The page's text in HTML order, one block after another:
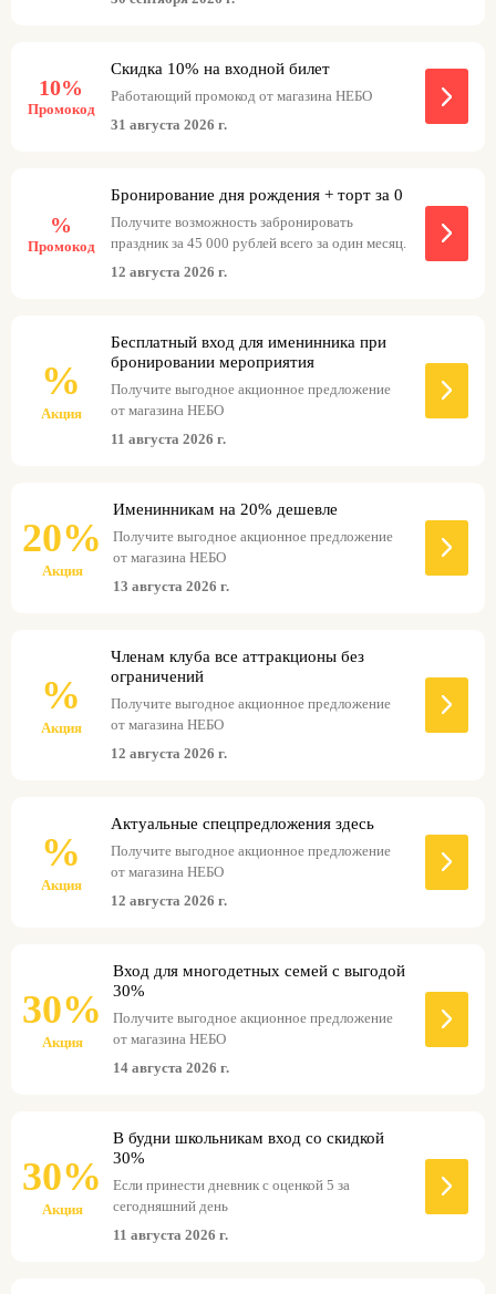
необходимо озвучить промокод по телефону.
10%
Промокод
Скидка 10% на входной билет
Работающий промокод от магазина НЕБО
31 августа 2026 г.
%
Промокод
Бронирование дня рождения + торт за 0
Получите возможность забронировать
праздник за 45 000 рублей всего за один месяц.
12 августа 2026 г.
%
Акция
Бесплатный вход для именинника при
бронировании мероприятия
Получите выгодное акционное предложение
от магазина НЕБО
11 августа 2026 г.
20%
Акция
Именинникам на 20% дешевле
Получите выгодное акционное предложение
от магазина НЕБО
13 августа 2026 г.
%
Акция
Членам клуба все аттракционы без
ограничений
Получите выгодное акционное предложение
от магазина НЕБО
12 августа 2026 г.
%
Акция
Актуальные спецпредложения здесь
Получите выгодное акционное предложение
от магазина НЕБО
12 августа 2026 г.
30%
Акция
Вход для многодетных семей с выгодой
30%
Получите выгодное акционное предложение
от магазина НЕБО
14 августа 2026 г.
30%
Акция
В будни школьникам вход со скидкой
30%
Если принести дневник с оценкой 5 за
сегодняшний день
11 августа 2026 г.